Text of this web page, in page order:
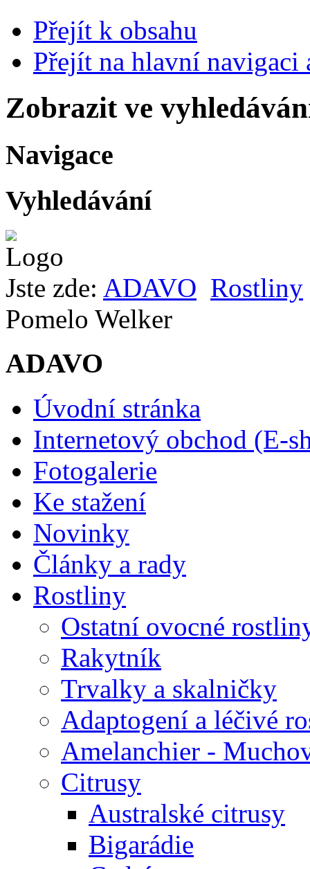
Přejít k obsahu
Přejít na hlavní navigaci
Zobrazit ve
Navigace
Vyhledávání
Jste zde: ADAVO Rostliny
Pomelo Welker
ADAVO
Úvodní stránka
Internetový obchod (E-
Fotogalerie
Ke stažení
Novinky
Články a rady
Rostliny
Ostatní ovocné
Rakytník
Trvalky a skalničky
Adaptogení a léčivé
Amelanchier -
Citrusy
Australské citrusy
Bigarádie